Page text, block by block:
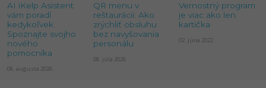
AI iKelp Asistent
vám poradí
kedykoľvek.
Spoznajte svojho
nového
pomocníka
06. augusta 2026
QR menu v
reštaurácii: Ako
zrýchliť obsluhu
bez navyšovania
personálu
08. júla 2026
Vernostný program
je viac ako len
kartička
02. júna 2022